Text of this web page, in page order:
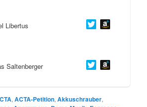
Libertus
Saltenberger
,ACTA-Petition,Akkuschrauber,